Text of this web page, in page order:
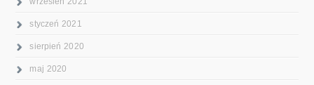
styczeń 2021
sierpień 2020
maj 2020